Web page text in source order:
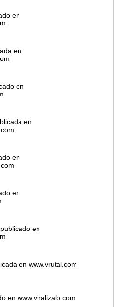
en
en
en
en
en
en
en
en www.vrutal.com
en www.viralizalo.com